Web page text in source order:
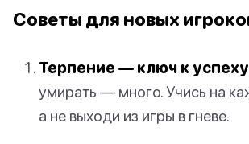
Советы для новых
Терпение — ключ к успеху
умирать — много. Учись на
а не выходи из игры в гневе.